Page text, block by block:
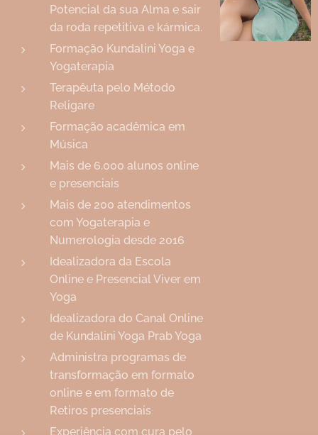
Potencial da sua Alma e sair
da roda repetitiva e kármica.
Formação Kundalini Yoga e
Yogaterapia
Terapêuta pelo Método
Religare
Formação acadêmica em
Música
Mais de 6.000 alunos online
e presenciais
Mais de 200 atendimentos
com Yogaterapia e
Numerologia desde 2016
Idealizadora da Escola
Online e Presencial Viver em
Yoga
Idealizadora do Canal Online
de Kundalini Yoga Prab Yoga
Administra programas de
transformação em formato
online e em formato de
Retiros presenciais
Experiência com cura pelo